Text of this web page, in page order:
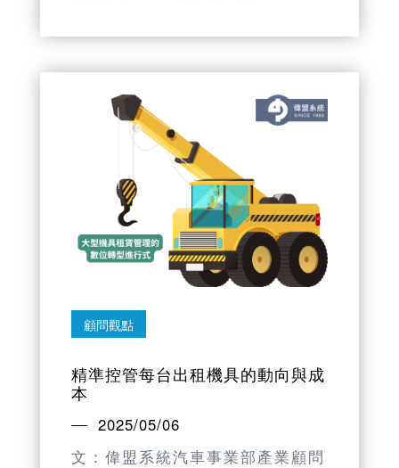
顧問觀點
精準控管每台出租機具的動向與成
本
2025/05/06
文：偉盟系統汽車事業部產業顧問